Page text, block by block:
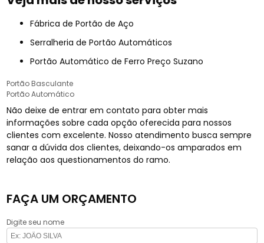
Fábrica de Portão de Aço
Serralheria de Portão Automáticos
Portão Automático de Ferro Preço Suzano
Portão Basculante
Portão Automático
Não deixe de entrar em contato para obter mais
informações sobre cada opção oferecida para nossos
clientes com excelente. Nosso atendimento busca sempre
sanar a dúvida dos clientes, deixando-os amparados em
relação aos questionamentos do ramo.
FAÇA UM ORÇAMENTO
Digite seu nome